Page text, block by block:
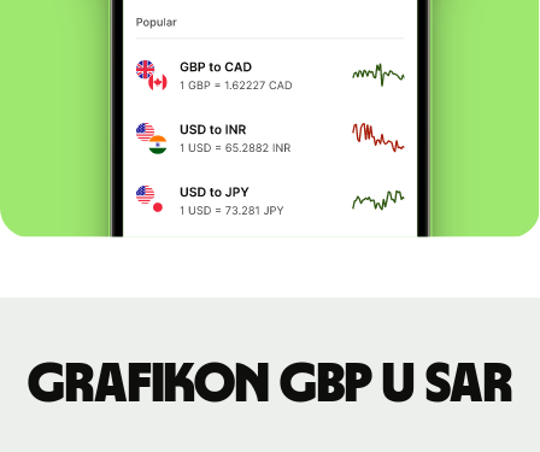
Grafikon GBP u SAR